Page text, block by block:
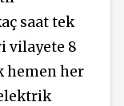
saat tek
vilayete 8
hemen her